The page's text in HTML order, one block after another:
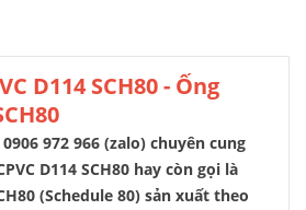
D114 SCH80 - Ống
972 966 (zalo) chuyên cung
D114 SCH80 hay còn gọi là
(Schedule 80) sản xuất theo